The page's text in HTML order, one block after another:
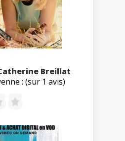
Breillat
: (sur 1 avis)